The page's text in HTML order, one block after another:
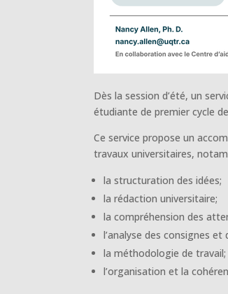
Dès la session d’été, un
étudiante de premier cycle de
Ce service propose un
travaux universitaires,
la structuration des idées;
la rédaction universitaire;
la compréhension des
l’analyse des consignes et
la méthodologie de travail;
l’organisation et la